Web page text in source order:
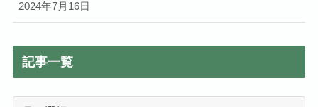
2024年7月16日
記事一覧